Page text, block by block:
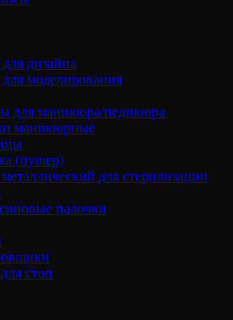
дизайна
моделирования
для маникюра/педикюра
маникюрные
(пушер)
для стерилизации
палочки
стоп